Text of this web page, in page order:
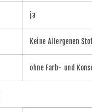
ja
Keine Allergenen
ohne Farb- und